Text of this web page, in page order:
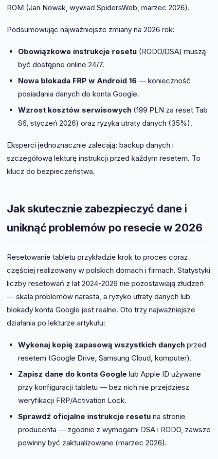
ROM (Jan Nowak, wywiad SpidersWeb, marzec 2026).
Podsumowując najważniejsze zmiany na 2026 rok:
Obowiązkowe instrukcje resetu(RODO/DSA) muszą
być dostępne online 24/7.
Nowa blokada FRP w Android 16— konieczność
posiadania danych do konta Google.
Wzrost kosztów serwisowych(199 PLN za reset Tab
S6, styczeń 2026) oraz ryzyka utraty danych (35%).
Eksperci jednoznacznie zalecają: backup danych i
szczegółową lekturę instrukcji przed każdym resetem. To
klucz do bezpieczeństwa.
Jak skutecznie zabezpieczyć dane i
uniknąć problemów po resecie w 2026
Resetowanie tabletu przykładzie krok to proces coraz
częściej realizowany w polskich domach i firmach. Statystyki
liczby resetowań z lat 2024-2026 nie pozostawiają złudzeń
— skala problemów narasta, a ryzyko utraty danych lub
blokady konta Google jest realne. Oto trzy najważniejsze
działania po lekturze artykułu:
Wykonaj kopię zapasową wszystkich danychprzed
resetem (Google Drive, Samsung Cloud, komputer).
Zapisz dane do konta Google lub Apple ID używane
przy konfiguracji tabletu — bez nich nie przejdziesz
weryfikacji FRP/Activation Lock.
Sprawdź oficjalne instrukcje resetuna stronie
producenta — zgodnie z wymogami DSA i RODO, zawsze
powinny być zaktualizowane (marzec 2026).